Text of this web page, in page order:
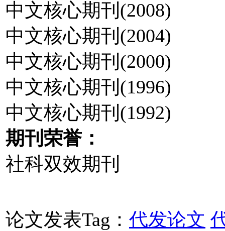
中文核心期刊(2008)
中文核心期刊(2004)
中文核心期刊(2000)
中文核心期刊(1996)
中文核心期刊(1992)
期刊荣誉：
社科双效期刊
论文发表Tag： 代发论文